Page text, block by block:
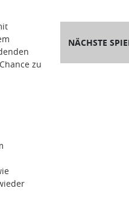
zu
NÄCHSTE